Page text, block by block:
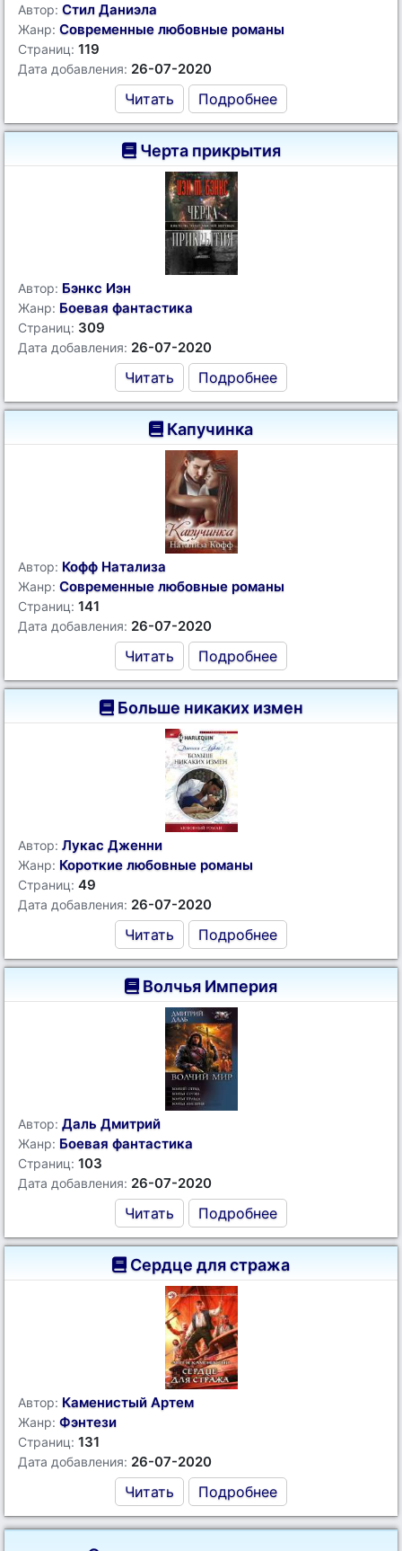
Автор: Стил Даниэла
Жанр: Современные любовные романы
Страниц: 119
Дата добавления: 26-07-2020
Читать Подробнее
Черта прикрытия
Автор: Бэнкс Иэн
Жанр: Боевая фантастика
Страниц: 309
Дата добавления: 26-07-2020
Читать Подробнее
Капучинка
Автор: Кофф Натализа
Жанр: Современные любовные романы
Страниц: 141
Дата добавления: 26-07-2020
Читать Подробнее
Больше никаких измен
Автор: Лукас Дженни
Жанр: Короткие любовные романы
Страниц: 49
Дата добавления: 26-07-2020
Читать Подробнее
Волчья Империя
Автор: Даль Дмитрий
Жанр: Боевая фантастика
Страниц: 103
Дата добавления: 26-07-2020
Читать Подробнее
Сердце для стража
Автор: Каменистый Артем
Жанр: Фэнтези
Страниц: 131
Дата добавления: 26-07-2020
Читать Подробнее